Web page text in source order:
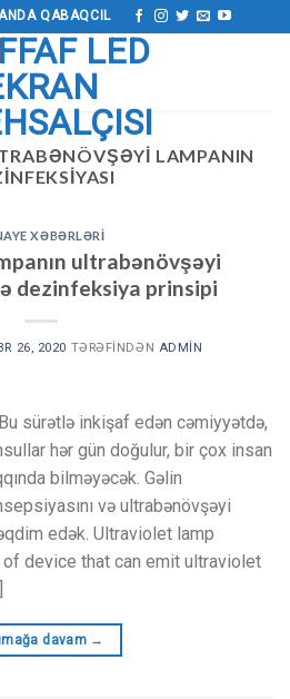
QABAQCIL
LAMPANIN
XƏBƏRLƏRI
ultrabənövşəyi
dezinfeksiya prinsipi
26, 2020 TƏRƏFINDƏN ADMIN
sürətlə inkişaf edən cəmiyyətdə,
hər gün doğulur, bir çox insan
bilməyəcək. Gəlin
və ultrabənövşəyi
edək. Ultraviolet lamp
device that can emit ultraviolet
davam →